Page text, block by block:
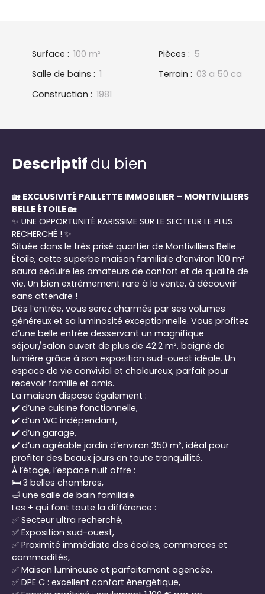
Surface : 100 m² Pièces : 5
Salle de bains : 1 Terrain : 03 a 50 ca
Construction : 1981
Descriptif du bien
🏡 EXCLUSIVITÉ PAILLETTE IMMOBILIER – MONTIVILLIERS
BELLE ÉTOILE 🏡
✨ UNE OPPORTUNITÉ RARISSIME SUR LE SECTEUR LE PLUS
RECHERCHÉ ! ✨
Située dans le très prisé quartier de Montivilliers Belle
Étoile, cette superbe maison familiale d’environ 100 m²
saura séduire les amateurs de confort et de qualité de
vie. Un bien extrêmement rare à la vente, à découvrir
sans attendre !
Dès l’entrée, vous serez charmés par ses volumes
généreux et sa luminosité exceptionnelle. Vous profitez
d’une belle entrée desservant un magnifique
séjour/salon ouvert de plus de 42.2 m², baigné de
lumière grâce à son exposition sud-ouest idéale. Un
espace de vie convivial et chaleureux, parfait pour
recevoir famille et amis.
La maison dispose également :
✔️ d’une cuisine fonctionnelle,
✔️ d’un WC indépendant,
✔️ d’un garage,
✔️ d’un agréable jardin d’environ 350 m², idéal pour
profiter des beaux jours en toute tranquillité.
À l’étage, l’espace nuit offre :
🛏️ 3 belles chambres,
🛁 une salle de bain familiale.
Les + qui font toute la différence :
✅ Secteur ultra recherché,
✅ Exposition sud-ouest,
✅ Proximité immédiate des écoles, commerces et
commodités,
✅ Maison lumineuse et parfaitement agencée,
✅ DPE C : excellent confort énergétique,